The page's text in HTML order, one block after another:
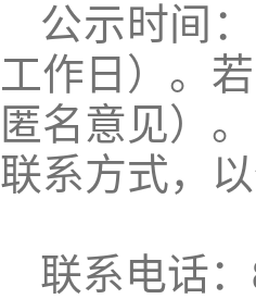
公示时间：
工作日 ）。
匿名意见）
联系方式，
联系电话：